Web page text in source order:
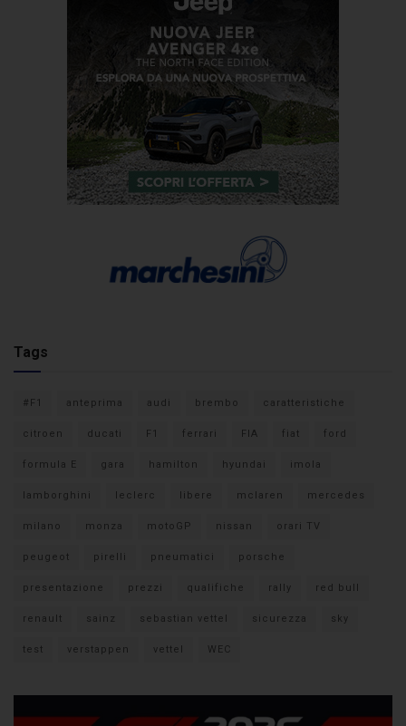
Tags
#F1 anteprima audi brembo caratteristiche
citroen ducati F1 ferrari FIA fiat ford
formula E gara hamilton hyundai imola
lamborghini leclerc libere mclaren mercedes
milano monza motoGP nissan orari TV
peugeot pirelli pneumatici porsche
presentazione prezzi qualifiche rally red bull
renault sainz sebastian vettel sicurezza sky
test verstappen vettel WEC